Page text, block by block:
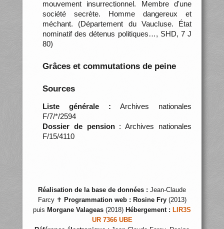
mouvement insurrectionnel. Membre d'une
société secrète. Homme dangereux et
méchant. (Département du Vaucluse. État
nominatif des détenus politiques…, SHD, 7 J
80)
Grâces et commutations de peine
Sources
Liste générale : Archives nationales
F/7/*/2594
Dossier de pension: Archives nationales
F/15/4110
Réalisation de la base de données : Jean-Claude
Farcy ✝ Programmation web : Rosine Fry(2013)
puis Morgane Valageas (2018) Hébergement : LIR3S
UR 7366 UBE